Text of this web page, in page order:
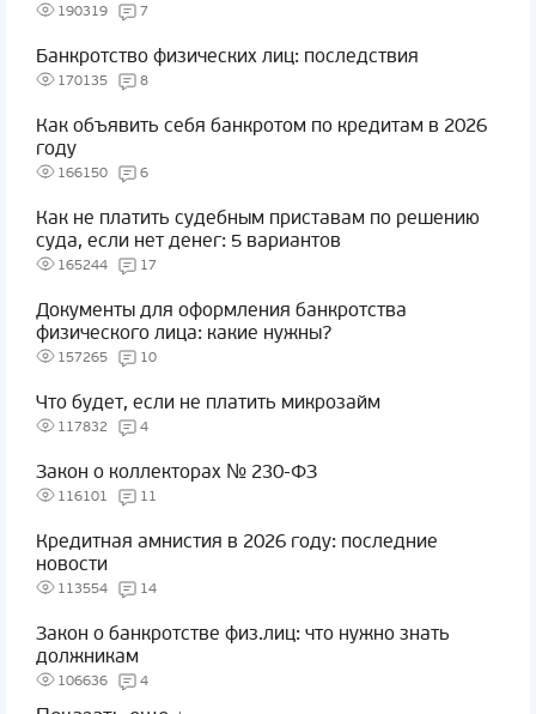
190319 7
Банкротство физических лиц: последствия
170135 8
Как объявить себя банкротом по кредитам в 2026
году
166150 6
Как не платить судебным приставам по решению
суда, если нет денег: 5 вариантов
165244 17
Документы для оформления банкротства
физического лица: какие нужны?
157265 10
Что будет, если не платить микрозайм
117832 4
Закон о коллекторах № 230-ФЗ
116101 11
Кредитная амнистия в 2026 году: последние
новости
113554 14
Закон о банкротстве физ.лиц: что нужно знать
должникам
106636 4